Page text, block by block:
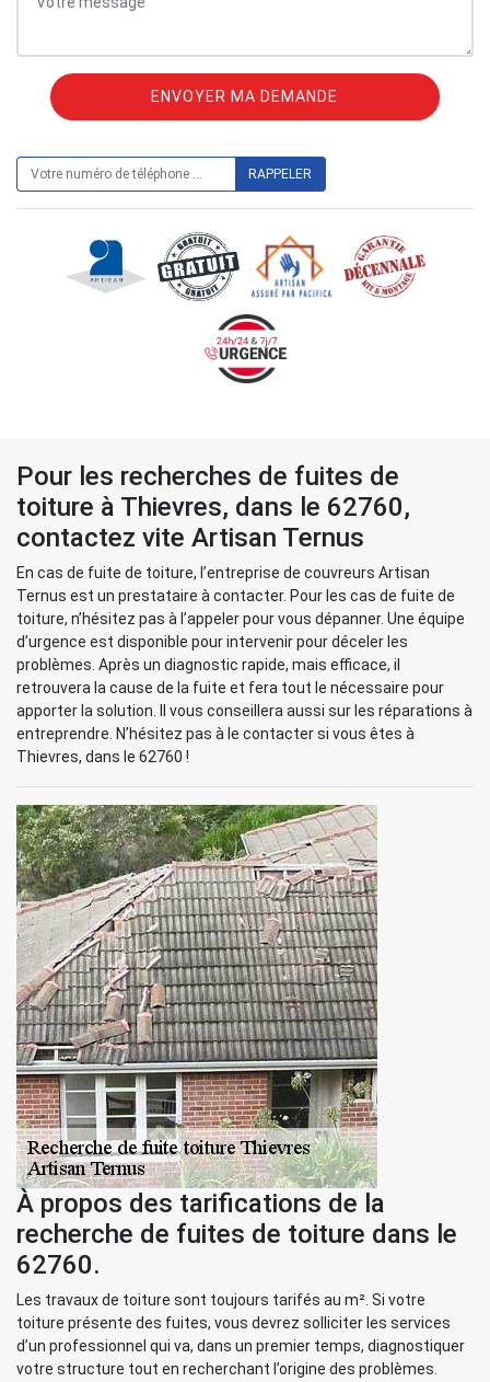
Pour les recherches de fuites de
toiture à Thievres, dans le 62760,
contactez vite Artisan Ternus
En cas de fuite de toiture, l’entreprise de couvreurs Artisan
Ternus est un prestataire à contacter. Pour les cas de fuite de
toiture, n’hésitez pas à l’appeler pour vous dépanner. Une équipe
d’urgence est disponible pour intervenir pour déceler les
problèmes. Après un diagnostic rapide, mais efficace, il
retrouvera la cause de la fuite et fera tout le nécessaire pour
apporter la solution. Il vous conseillera aussi sur les réparations à
entreprendre. N’hésitez pas à le contacter si vous êtes à
Thievres, dans le 62760 !
À propos des tarifications de la
recherche de fuites de toiture dans le
62760.
Les travaux de toiture sont toujours tarifés au m². Si votre
toiture présente des fuites, vous devrez solliciter les services
d’un professionnel qui va, dans un premier temps, diagnostiquer
votre structure tout en recherchant l’origine des problèmes.